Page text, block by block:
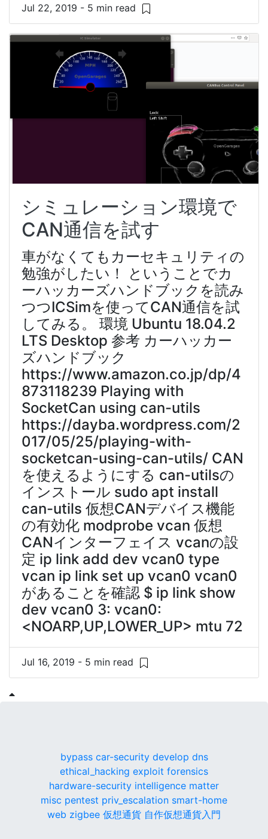
Jul 22, 2019 - 5 min read
シミュレーション環境で
CAN通信を試す
車がなくてもカーセキュリティの
勉強がしたい！ ということでカ
ーハッカーズハンドブックを読み
つつICSimを使ってCAN通信を試
してみる。 環境 Ubuntu 18.04.2
LTS Desktop 参考 カーハッカー
ズハンドブック
https://www.amazon.co.jp/dp/4
873118239 Playing with
SocketCan using can-utils
https://dayba.wordpress.com/2
017/05/25/playing-with-
socketcan-using-can-utils/ CAN
を使えるようにする can-utilsの
インストール sudo apt install
can-utils 仮想CANデバイス機能
の有効化 modprobe vcan 仮想
CANインターフェイス vcanの設
定 ip link add dev vcan0 type
vcan ip link set up vcan0 vcan0
があることを確認 $ ip link show
dev vcan0 3: vcan0:
<NOARP,UP,LOWER_UP> mtu 72
Jul 16, 2019 - 5 min read
bypass car-security develop dns
ethical_hacking exploit forensics
hardware-security intelligence matter
misc pentest priv_escalation smart-home
web zigbee 仮想通貨 自作仮想通貨入門